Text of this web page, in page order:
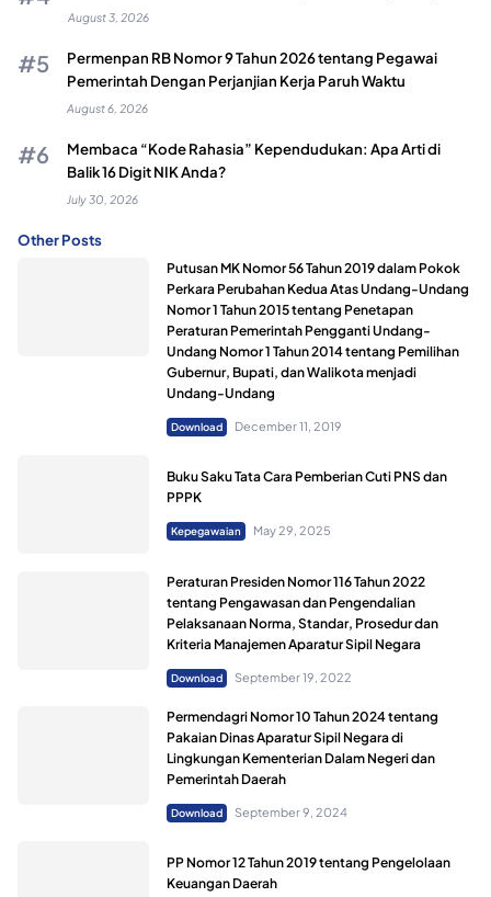
August 3, 2026
Permenpan RB Nomor 9 Tahun 2026 tentang Pegawai
Pemerintah Dengan Perjanjian Kerja Paruh Waktu
August 6, 2026
Membaca “Kode Rahasia” Kependudukan: Apa Arti di
Balik 16 Digit NIK Anda?
July 30, 2026
Other Posts
Putusan MK Nomor 56 Tahun 2019 dalam Pokok
Perkara Perubahan Kedua Atas Undang-Undang
Nomor 1 Tahun 2015 tentang Penetapan
Peraturan Pemerintah Pengganti Undang-
Undang Nomor 1 Tahun 2014 tentang Pemilihan
Gubernur, Bupati, dan Walikota menjadi
Undang-Undang
Download December 11, 2019
Buku Saku Tata Cara Pemberian Cuti PNS dan
PPPK
Kepegawaian May 29, 2025
Peraturan Presiden Nomor 116 Tahun 2022
tentang Pengawasan dan Pengendalian
Pelaksanaan Norma, Standar, Prosedur dan
Kriteria Manajemen Aparatur Sipil Negara
Download September 19, 2022
Permendagri Nomor 10 Tahun 2024 tentang
Pakaian Dinas Aparatur Sipil Negara di
Lingkungan Kementerian Dalam Negeri dan
Pemerintah Daerah
Download September 9, 2024
PP Nomor 12 Tahun 2019 tentang Pengelolaan
Keuangan Daerah